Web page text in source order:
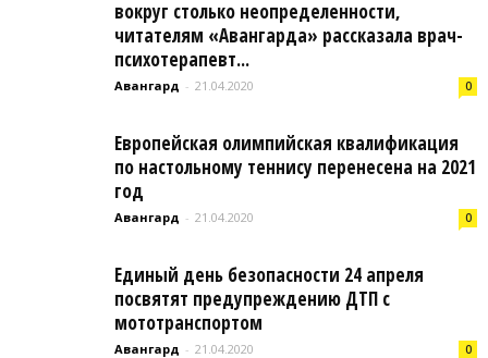
вокруг столько неопределенности,
читателям «Авангарда» рассказала врач-
психотерапевт...
Авангард - 21.04.2020 0
Европейская олимпийская квалификация
по настольному теннису перенесена на 2021
год
Авангард - 21.04.2020 0
Единый день безопасности 24 апреля
посвятят предупреждению ДТП с
мототранспортом
Авангард - 21.04.2020 0